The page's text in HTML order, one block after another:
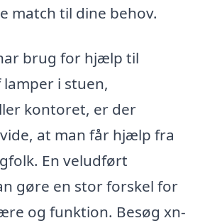
match til dine behov.
brug for hjælp til
i stuen,
kontoret, er der
at man får hjælp fra
En veludført
gøre en stor forskel for
og funktion. Besøg xn-